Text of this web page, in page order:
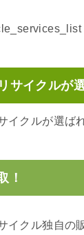
サイクルが
イクルが選ば
！
イクル独自の